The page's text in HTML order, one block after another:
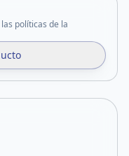
políticas de la